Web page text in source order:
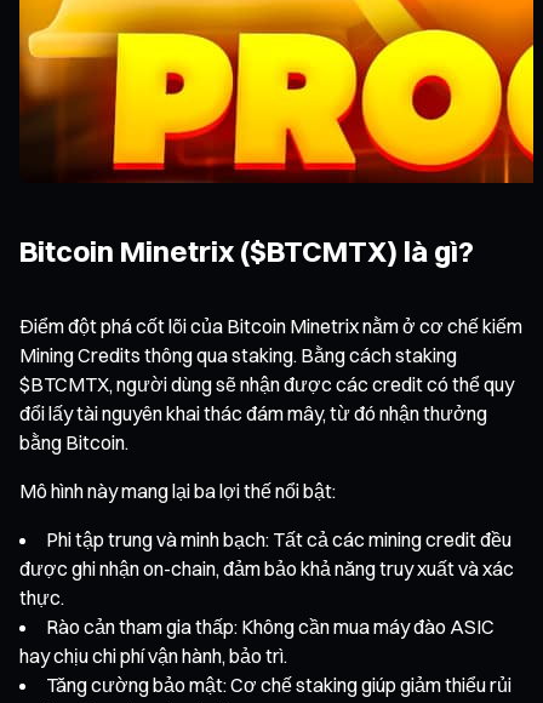
Bitcoin Minetrix ($BTCMTX) là gì?
Điểm đột phá cốt lõi của Bitcoin Minetrix nằm ở cơ chế kiếm
Mining Credits thông qua staking. Bằng cách staking
$BTCMTX, người dùng sẽ nhận được các credit có thể quy
đổi lấy tài nguyên khai thác đám mây, từ đó nhận thưởng
bằng Bitcoin.
Mô hình này mang lại ba lợi thế nổi bật:
Phi tập trung và minh bạch: Tất cả các mining credit đều
được ghi nhận on-chain, đảm bảo khả năng truy xuất và xác
thực.
Rào cản tham gia thấp: Không cần mua máy đào ASIC
hay chịu chi phí vận hành, bảo trì.
Tăng cường bảo mật: Cơ chế staking giúp giảm thiểu rủi